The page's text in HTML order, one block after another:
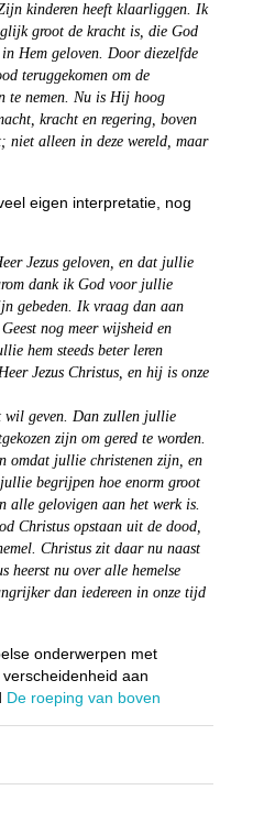
kinderen heeft klaarliggen. Ik
groot de kracht is, die God
Hem geloven. Door diezelfde
teruggekomen om de
te nemen. Nu is Hij hoog
kracht en regering, boven
niet alleen in deze wereld, maar
eigen interpretatie, nog
Jezus geloven, en dat jullie
dank ik God voor jullie
gebeden. Ik vraag dan aan
nog meer wijsheid en
hem steeds beter leren
Jezus Christus, en hij is onze
geven. Dan zullen jullie
zijn om gered te worden.
omdat jullie christenen zijn, en
begrijpen hoe enorm groot
alle gelovigen aan het werk is.
Christus opstaan uit de dood,
Christus zit daar nu naast
heerst nu over alle hemelse
dan iedereen in onze tijd
onderwerpen met
aan
De roeping van boven